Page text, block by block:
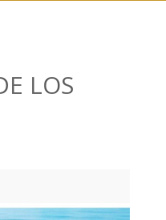
LOS